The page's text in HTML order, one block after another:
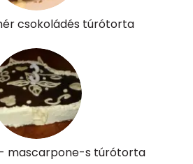
csokoládés túrótorta
- mascarpone-s túrótorta